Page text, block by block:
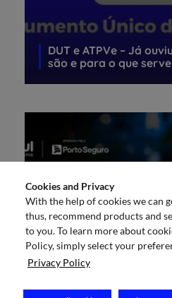
Cookies and Privacy
With the help of cookies we can
thus, recommend products and
to you. To learn more about
Policy, simply select your
Privacy Policy
DUT e ATPVe – Já
são e para o que
Aplicativo Azul Seguros